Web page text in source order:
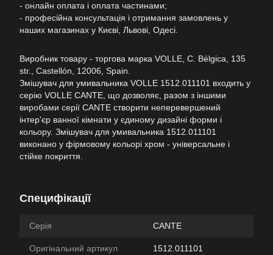
- онлайн оплата і оплата частинами;
- професійна консультація і отримання замовлень у
наших магазинах у Києві, Львові, Одесі.
Виробник товару - торгова марка VOLLE, C. Bélgica, 135
str., Castellón, 12006, Spain.
Змішувач для умивальника VOLLE 1512.011101 входить у
серію VOLLE CANTE, що дозволяє, разом з іншими
виробами серії CANTE створити неперевершений
інтер'єр ванної кімнати у єдиному дизайні форми і
кольору. Змішувач для умивальника 1512.011101
виконано у фірмовому кольорі хром - універсальне і
стійке покриття.
Специфікації
Серія CANTE
Оригінальний артикул 1512.011101